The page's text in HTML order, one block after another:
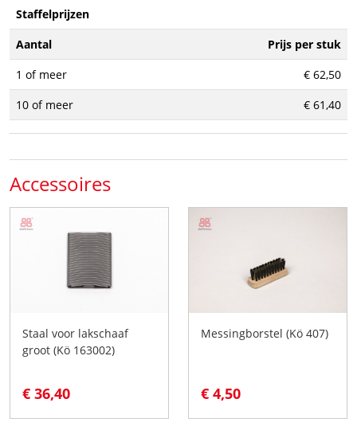
Staffelprijzen
Aantal
Prijs per stuk
1 of meer
€ 62,50
10 of meer
€ 61,40
Accessoires
Staal voor lakschaaf
groot (Kö 163002)
€ 36,40
Messingborstel (Kö 407)
€ 4,50